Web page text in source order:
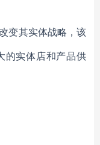
变其实体战略，该
的实体店和产品供